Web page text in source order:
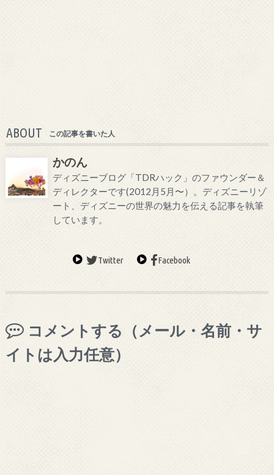
ABOUT この記事を書いた人
かのん
ディズニーブログ「TDRハック」のファウンダー＆
ディレクターです(2012月5月〜）。ディズニーリゾ
ート、ディズニーの世界の魅力を伝える記事を執筆
しています。
Twitter Facebook
コメントする（メール・名前・サ
イトは入力任意）